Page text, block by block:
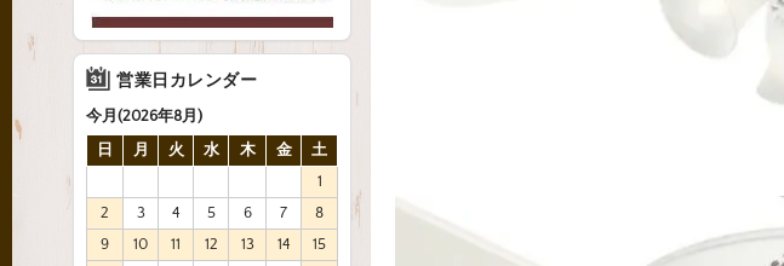
営業日カレンダー
今月(2026年8月)
日
月 火 水 木 金
土
1
2
3 4 5 6 7
8
9
10 11 12 13 14
15